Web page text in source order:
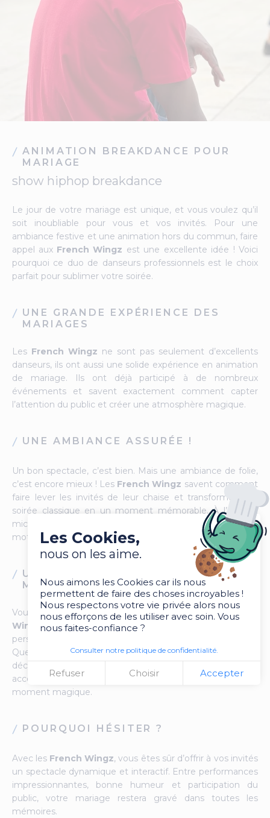
Les Cookies,
nous on les aime.
Nous aimons les Cookies car ils nous
permettent de faire des choses incroyables !
Nous respectons votre vie privée alors nous
nous efforçons de les utiliser avec soin. Vous
nous faites-confiance ?
Consulter notre politique de confidentialité.
Refuser Choisir Accepter
ANIMATION BREAKDANCE POUR
MARIAGE
show hiphop breakdance
Le jour de votre mariage est unique, et vous voulez qu’il
soit inoubliable pour vous et vos invités. Pour une
ambiance festive et une animation hors du commun, faire
appel aux French Wingz est une excellente idée ! Voici
pourquoi ce duo de danseurs professionnels est le choix
parfait pour sublimer votre soirée.
UNE GRANDE EXPÉRIENCE DES
MARIAGES
Les French Wingz ne sont pas seulement d’excellents
danseurs, ils ont aussi une solide expérience en animation
de mariage. Ils ont déjà participé à de nombreux
événements et savent exactement comment capter
l’attention du public et créer une atmosphère magique.
UNE AMBIANCE ASSURÉE !
Un bon spectacle, c’est bien. Mais une ambiance de folie,
c’est encore mieux ! Les French Wingz savent comment
faire lever les invités de leur chaise et transformer une
soirée classique en un moment mémorable. À l’aise au
micro, ils interagissent avec le public et savent comment
motiver tout le monde à danser et à s’amuser.
UNE DANSE SUR-MESURE POUR LES
MARIÉS
Vous rêvez d’une ouverture de bal originale ? LesFrench
Wingzpeuvent vous aider à créer une chorégraphie
personnalisée, adaptée à votre style et à votre niveau.
Que vous souhaitiez une danse romantique, une surprise
décalée ou un mélange des deux, ils sauront vous
accompagner pour que votre première danse soit un
moment magique.
POURQUOI HÉSITER ?
Avec les French Wingz, vous êtes sûr d’offrir à vos invités
un spectacle dynamique et interactif. Entre performances
impressionnantes, bonne humeur et participation du
public, votre mariage restera gravé dans toutes les
mémoires.